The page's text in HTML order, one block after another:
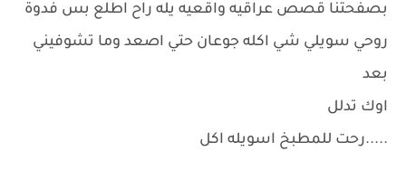
بصفحتنا قصص عراقيه واقعيه يله راح اطلع بس فدوة
روحي سويلي شي اكله جوعان حتي اصعد وما تشوفيني
بعد
اوك تدلل
.....رحت للمطبخ اسويله اكل